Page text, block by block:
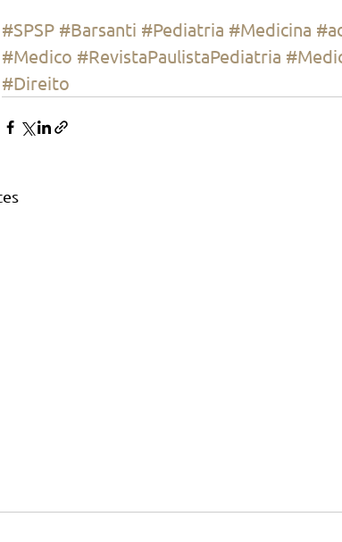
#SPSP #Barsanti #Pediatria #Medicina
#Medico #RevistaPaulistaPediatria
#Direito